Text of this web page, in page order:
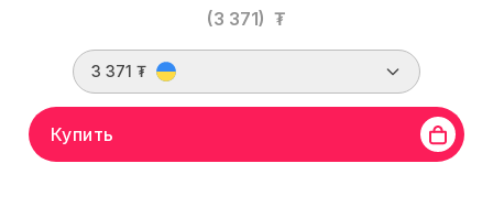
(3 371) ₮
3 371 ₮
Купить